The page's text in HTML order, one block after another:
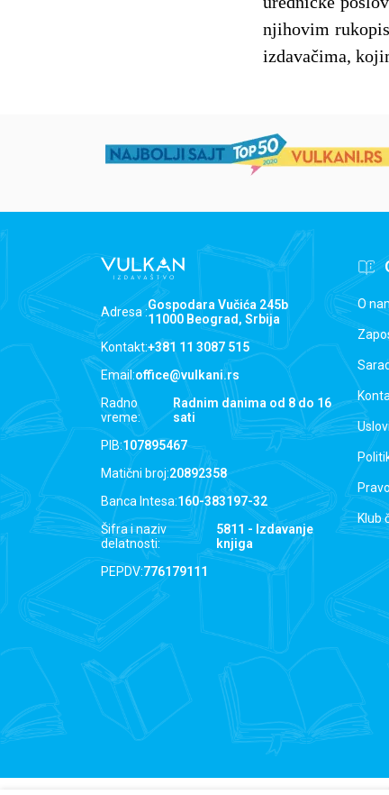
njihovim
izdavačima,
Adresa :Gospodara Vučića 245b
11000 Beograd, Srbija
Kontakt:+381 11 3087 515
Email:office@vulkani.rs
Radno
vreme:
Radnim danima od 8 do 16
sati
PIB:107895467
Matični broj:20892358
Banca Intesa:160-383197-32
Šifra i naziv
delatnosti:
5811 - Izdavanje
knjiga
PEPDV:776179111
O
Klub